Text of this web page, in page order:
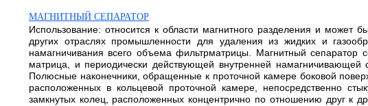
МАГНИТНЫЙ СЕПАРАТОР
Использование: относится к области магнитного разделения и может
других отраслях промышленности для удаления из жидких и
намагничивания всего объема фильтрматрицы. Магнитный сепаратор
матрица, и периодически действующей внутренней
Полюсные наконечники, обращенные к проточной камере боковой
расположенных в кольцевой проточной камере, непосредственно
замкнутых колец, расположенных концентрично по отношению друг к